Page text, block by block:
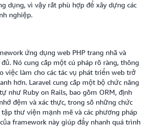
dụng, vì vậy rất phù hợp để xây dựng các
nghiệp.
ứng dụng web PHP trang nhã và
Nó cung cấp một cú pháp rõ ràng, thông
việc làm cho các tác vụ phát triển web trở
hơn. Laravel cung cấp một bộ chức năng
như Ruby on Rails, bao gồm ORM, định
đệm và xác thực, trong số những chức
tập thư viện mạnh mẽ và các phương pháp
framework này giúp đẩy nhanh quá trình